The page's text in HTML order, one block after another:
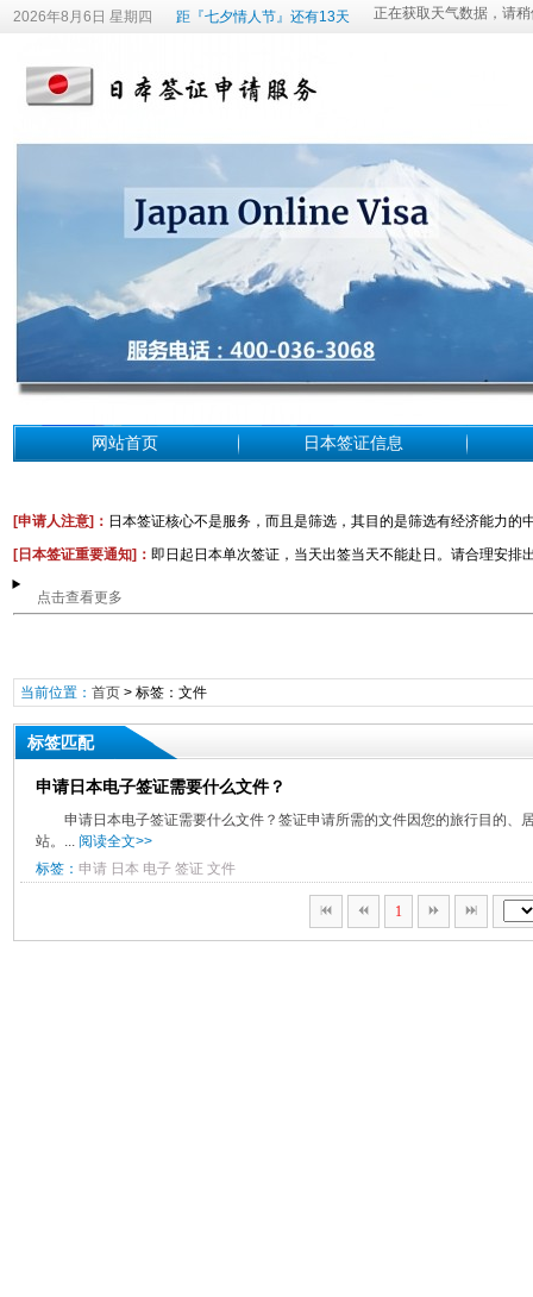
2026年8月6日 星期四 距『七夕情人节』还有13天
网站首页 日本签证信息
[申请人注意]： 日本签证核心不是服务，而且是筛选，其目的是筛选有经济能力
[日本签证重要通知]： 即日起日本单次签证，当天出签当天不能赴日。​请合理安排
点击查看更多
当前位置： 首页> 标签：文件
标签匹配
申请日本电子签证需要什么文件？
申请日本电子签证需要什么文件？签证申请所需的文件因您的旅行目的、
站。... 阅读全文>>
标签： 申请 日本 电子 签证 文件
1